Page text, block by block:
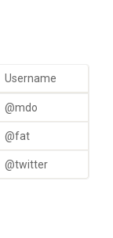
Username
@mdo
@fat
@twitter